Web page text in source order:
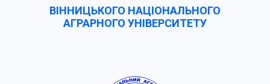
ВІННИЦЬКОГО НАЦІОНАЛЬНОГО
АГРАРНОГО УНІВЕРCИТЕТУ